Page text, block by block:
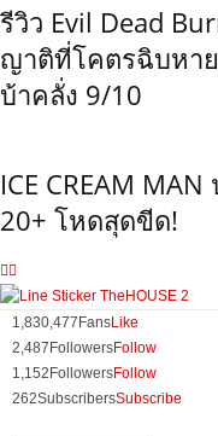
รีวิว Evil Dead
ญาติที่โคตรฉิบหา
บ้าคลั่ง 9/10
ICE CREAM
20+ โหดสุดขีด!
1,830,477 FansLike
2,487 FollowersFollow
1,152 FollowersFollow
262SubscribersSubscribe